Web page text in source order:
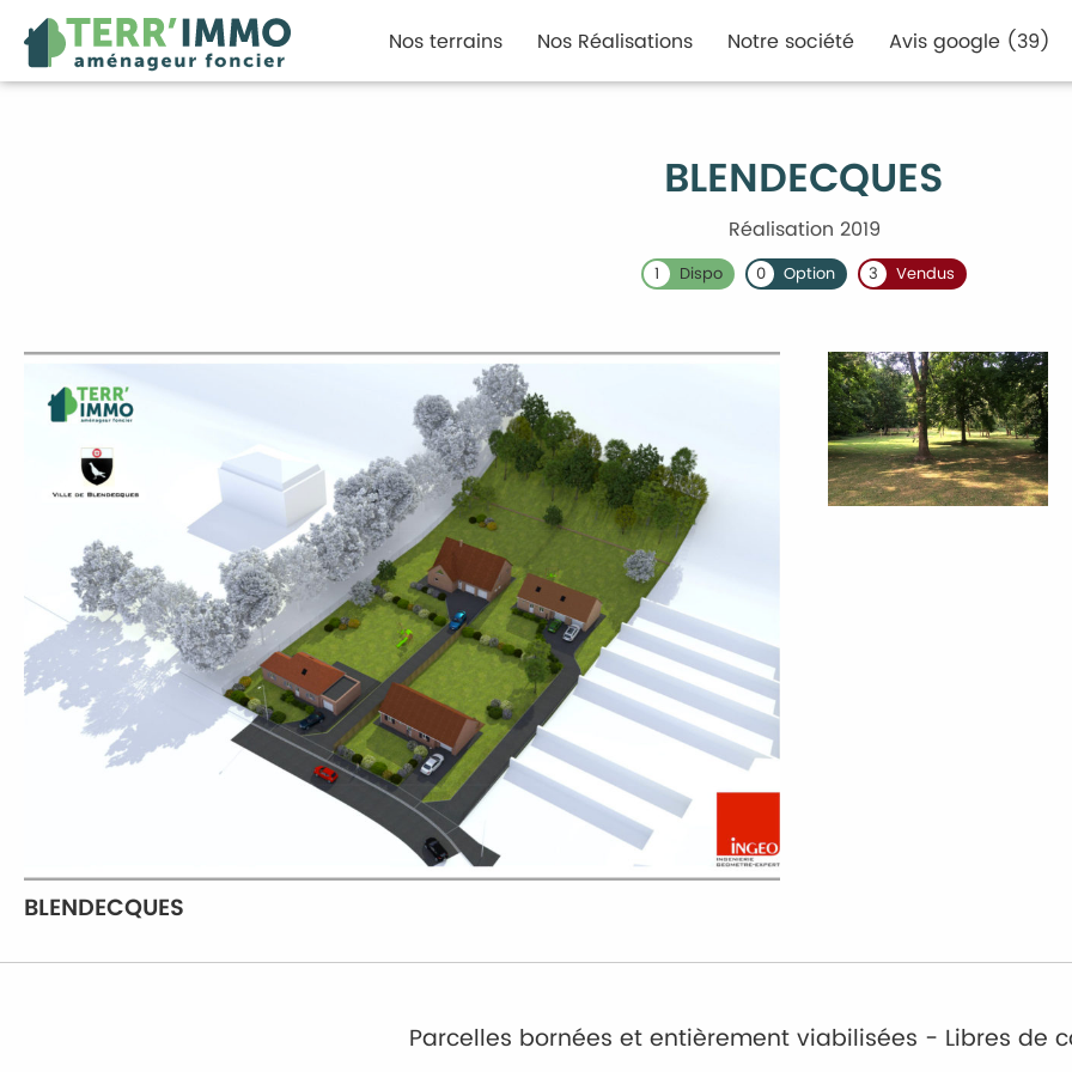
Nos terrains Nos Réalisations Notre société Avis google (39)
BLENDECQUES
Réalisation 2019
1 Dispo 0 Option 3 Vendus
BLENDECQUES
Parcelles bornées et entièrement viabilisées - Libres de